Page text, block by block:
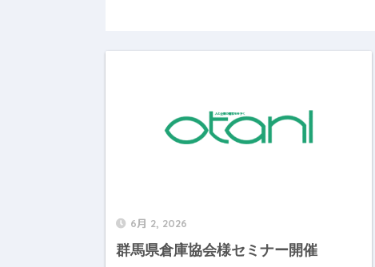
6月 2, 2026
群馬県倉庫協会様セミナー開催